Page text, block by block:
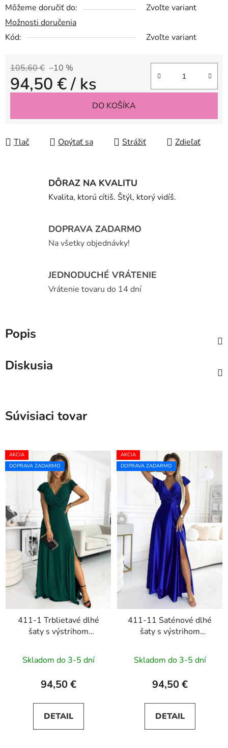
Môžeme doručiť do:
Zvoľte variant
Možnosti doručenia
Kód:
Zvoľte variant
105,60 € –10 %
94,50 €/ ks
DO KOŠÍKA
Tlač Opýtať sa Strážiť Zdieľať
DÔRAZ NA KVALITU
Kvalita, ktorú cítiš. Štýl, ktorý vidíš.
DOPRAVA ZADARMO
Na všetky objednávky!
JEDNODUCHÉ VRÁTENIE
Vrátenie tovaru do 14 dní
Popis
Diskusia
Súvisiaci tovar
AKCIA
DOPRAVA ZADARMO
411-1 Trblietavé dlhé
šaty s výstrihom
Skladom do 3-5 dní
94,50 €
DETAIL
AKCIA
DOPRAVA ZADARMO
411-11 Saténové dlhé
šaty s výstrihom
Skladom do 3-5 dní
94,50 €
DETAIL